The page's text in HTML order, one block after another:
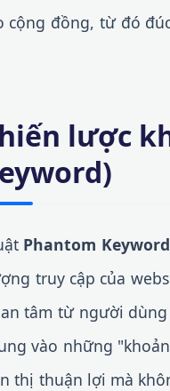
cộng đồng, từ đó
lược
Phantom Keyword
truy cập của
tâm từ người
vào những
thị thuận lợi mà